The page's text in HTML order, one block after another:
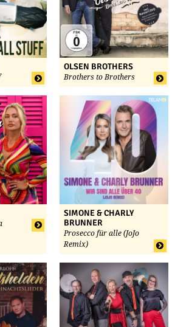
OLSEN BROTHERS
Brothers to Brothers
SIMONE & CHARLY
BRUNNER
Prosecco für alle (JoJo
Remix)